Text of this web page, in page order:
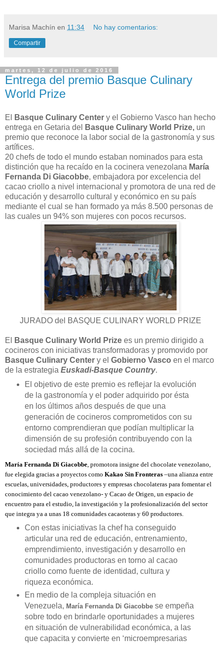
Marisa Machín en 11:34 No hay comentarios:
Compartir
martes, 12 de julio de 2016
Entrega del premio Basque Culinary
World Prize
El Basque Culinary Center y el Gobierno Vasco han hecho
entrega en Getaria del
Basque Culinary World Prize, un
premio que reconoce la labor social de la gastronomía y sus
artífices.
20 chefs de todo el mundo estaban nominados para esta
distinción que ha recaído en la cocinera venezolana María
Fernanda Di Giacobbe, embajadora por excelencia del
cacao criollo a nivel internacional y promotora de una red de
educación y desarrollo cultural y económico en su país
mediante el cual se han formado ya más 8.500 personas de
las cuales un 94% son mujeres con pocos recursos.
JURADO del BASQUE CULINARY WORLD PRIZE
El Basque Culinary World Prize es un premio dirigido a
cocineros con iniciativas transformadoras y promovido por
Basque Culinary Center y el Gobierno Vasco en el marco
de la estrategia Euskadi-Basque Country.
El objetivo de este premio es reflejar la evolución
de la gastronomía y el poder adquirido por ésta
en los últimos años después de que una
generación de cocineros comprometidos con su
entorno comprendieran que podían multiplicar la
dimensión de su profesión contribuyendo con la
sociedad más allá de la cocina.
María Fernanda Di Giacobbe , promotora insigne del chocolate venezolano,
fue elegida gracias a proyectos como Kakao Sin Fronteras –una alianza entre
escuelas, universidades, productores y empresas chocolateras para fomentar el
conocimiento del cacao venezolano- y Cacao de Origen, un espacio de
encuentro para el estudio, la investigación y la profesionalización del sector
que integra ya a unas 18 comunidades cacaoteras y 60 productores.
Con estas iniciativas la chef ha conseguido
articular una red de educación, entrenamiento,
emprendimiento, investigación y desarrollo en
comunidades productoras en torno al cacao
criollo como fuente de identidad, cultura y
riqueza económica.
En medio de la compleja situación en
Venezuela, María Fernanda Di Giacobbese empeña
sobre todo en brindarle oportunidades a mujeres
en situación de vulnerabilidad económica, a las
que capacita y convierte en ‘microempresarias